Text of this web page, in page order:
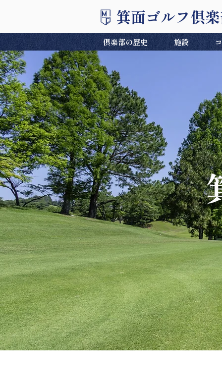
箕面ゴルフ倶
倶楽部の歴史 施設